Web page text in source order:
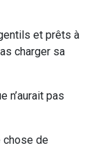
et prêts à
charger sa
n’aurait pas
chose de